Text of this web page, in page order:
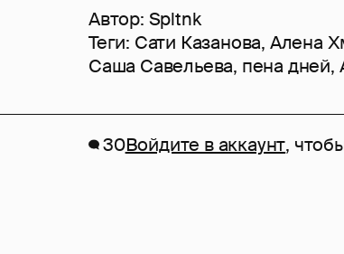
Автор: Spltnk
Теги: Сати Казанова, Алена
Саша Савельева, пена дней,
30Войдите в аккаунт,